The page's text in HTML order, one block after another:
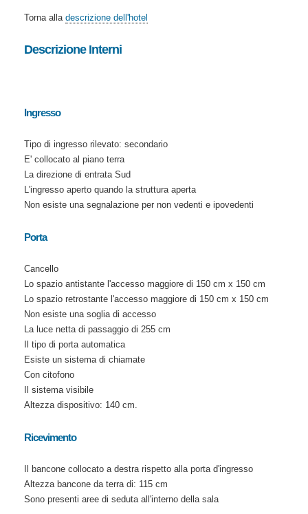
Torna alla descrizione dell'hotel
Descrizione Interni
Ingresso
Tipo di ingresso rilevato: secondario
E' collocato al piano terra
La direzione di entrata Sud
L'ingresso aperto quando la struttura aperta
Non esiste una segnalazione per non vedenti e ipovedenti
Porta
Cancello
Lo spazio antistante l'accesso maggiore di 150 cm x 150 cm
Lo spazio retrostante l'accesso maggiore di 150 cm x 150 cm
Non esiste una soglia di accesso
La luce netta di passaggio di 255 cm
Il tipo di porta automatica
Esiste un sistema di chiamate
Con citofono
Il sistema visibile
Altezza dispositivo: 140 cm.
Ricevimento
Il bancone collocato a destra rispetto alla porta d'ingresso
Altezza bancone da terra di: 115 cm
Sono presenti aree di seduta all'interno della sala